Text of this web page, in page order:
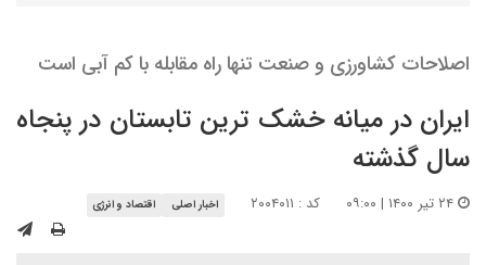
اصلاحات کشاورزی و صنعت تنها راه مقابله با کم آبی است
ایران در میانه خشک ترین تابستان در پنجاه
سال گذشته
کد : ۲۰۰۴۰۱۱ اخبار اصلی اقتصاد و انرژی